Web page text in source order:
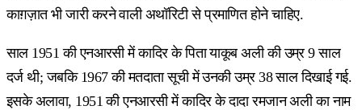
काग़ज़ात भी जारी करने वाली अथॉरिटी से प्रमाणित होने चाहिए.
साल 1951 की एनआरसी में कादिर के पिता याकूब अली की उम्र 9 साल
दर्ज थी; जबकि 1967 की मतदाता सूची में उनकी उम्र 38 साल दिखाई गई.
इसके अलावा, 1951 की एनआरसी में कादिर के दादा रमजान अली का नाम